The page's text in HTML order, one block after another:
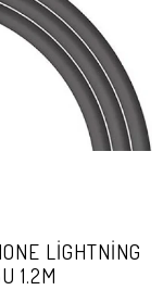
LİGHTNİNG
1.2M